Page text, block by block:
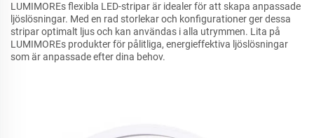
LUMIMOREs flexibla LED-stripar är idealer för att skapa anpassade
ljöslösningar. Med en rad storlekar och konfigurationer ger dessa
stripar optimalt ljus och kan användas i alla utrymmen. Lita på
LUMIMOREs produkter för pålitliga, energieffektiva ljöslösningar
som är anpassade efter dina behov.